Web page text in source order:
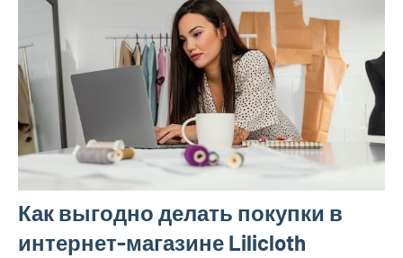
Как выгодно делать покупки в
интернет-магазине Lilicloth